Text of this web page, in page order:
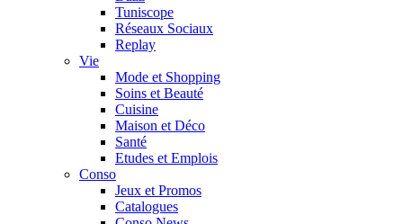
Tuniscope
Réseaux Sociaux
Replay
Vie
Mode et Shopping
Soins et Beauté
Cuisine
Maison et Déco
Santé
Etudes et Emplois
Conso
Jeux et Promos
Catalogues